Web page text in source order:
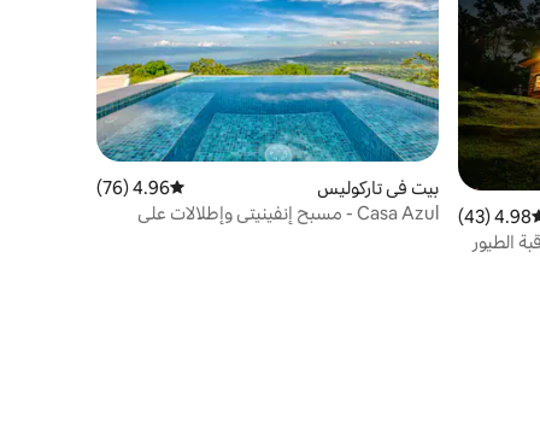
التقييم 4.98 من 5، 43 مراجعات
4.98 (43)
الطيور
بيت في تاركوليس متوسط التقييم 4.96 من 5، 76 مراجعات
4.96 (76)
Casa Azul - مسبح إنفينيتي وإطلالات على